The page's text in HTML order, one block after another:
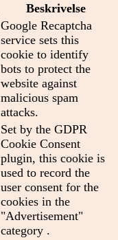
Beskrivelse
Google Recaptcha
service sets this
cookie to identify
bots to protect the
website against
malicious spam
attacks.
Set by the GDPR
Cookie Consent
plugin, this cookie is
used to record the
user consent for the
cookies in the
"Advertisement"
category .